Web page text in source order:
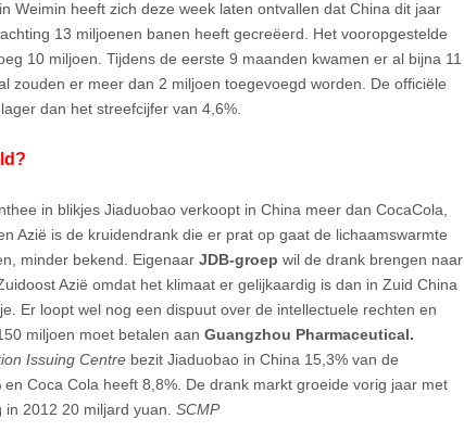
Weimin heeft zich deze week laten ontvallen dat China dit jaar
13 miljoenen banen heeft gecreëerd. Het vooropgestelde
10 miljoen. Tijdens de eerste 9 maanden kwamen er al bijna 11
zouden er meer dan 2 miljoen toegevoegd worden. De officiële
dan het streefcijfer van 4,6%.
in blikjes Jiaduobao verkoopt in China meer dan CocaCola,
Azië is de kruidendrank die er prat op gaat de lichaamswarmte
minder bekend. Eigenaar JDB-groep wil de drank brengen naar
Azië omdat het klimaat er gelijkaardig is dan in Zuid China
Er loopt wel nog een dispuut over de intellectuele rechten en
miljoen moet betalen aan Guangzhou Pharmaceutical.
Issuing Centre bezit Jiaduobao in China 15,3% van de
Coca Cola heeft 8,8%. De drank markt groeide vorig jaar met
2012 20 miljard yuan. SCMP